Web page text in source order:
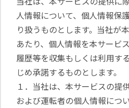
人情報について、個人情報保
り扱うものとします。当社が
あたり、個人情報を本サービ
履歴等を収集もしくは利用す
じめ承諾するものとします。
１．当社は、本サービスの提
および運転者の個人情報につ